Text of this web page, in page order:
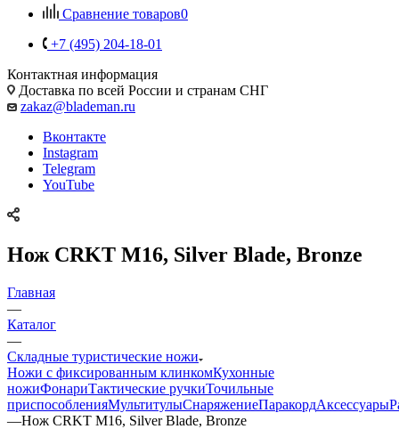
Сравнение товаров0
+7 (495) 204-18-01
Контактная информация
Доставка по всей России и странам СНГ
zakaz@blademan.ru
Вконтакте
Instagram
Telegram
YouTube
Нож CRKT M16, Silver Blade, Bronze
Главная
—
Каталог
—
Складные туристические ножи
Ножи с фиксированным клинкомКухонные
ножиФонариТактические ручкиТочильные
приспособленияМультитулыСнаряжениеПаракордАксессуары
—Нож CRKT M16, Silver Blade, Bronze